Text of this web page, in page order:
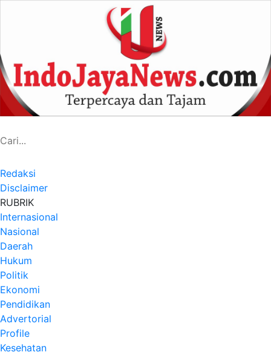
Redaksi
Disclaimer
RUBRIK
Internasional
Nasional
Daerah
Hukum
Politik
Ekonomi
Pendidikan
Advertorial
Profile
Kesehatan